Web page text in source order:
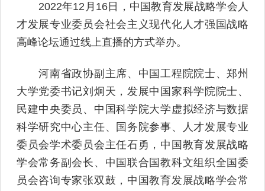
2022年12月16日，中国教育发展战略学会人
才发展专业委员会社会主义现代化人才强国战略
高峰论坛通过线上直播的方式举办。
河南省政协副主席、中国工程院院士、郑州
大学党委书记刘炯天，发展中国家科学院院士、
民建中央委员、中国科学院大学虚拟经济与数据
科学研究中心主任、国务院参事、人才发展专业
委员会学术委员会主任石勇，中国教育发展战略
学会常务副会长、中国联合国教科文组织全国委
员会咨询专家张双鼓，中国教育发展战略学会常